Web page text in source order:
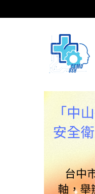
到